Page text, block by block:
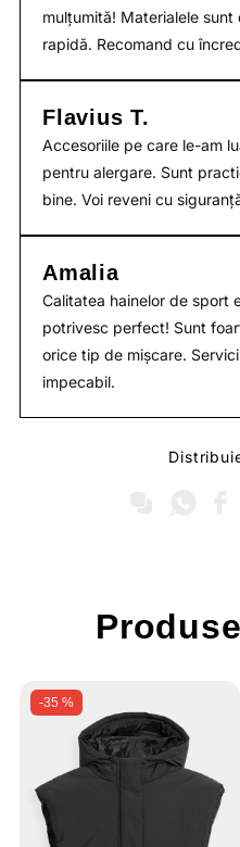
mulțumită! Materialele
rapidă. Recomand cu
Flavius T.
Accesoriile pe care le-am
pentru alergare. Sunt
bine. Voi reveni cu
Amalia
Calitatea hainelor de sport
potrivesc perfect! Sunt
orice tip de mișcare.
impecabil.
Produse
-35 %